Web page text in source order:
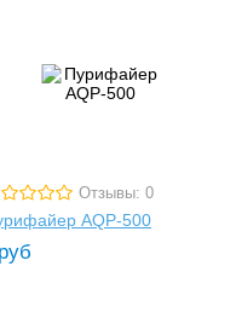
Отзывы: 0
AQP-500
руб